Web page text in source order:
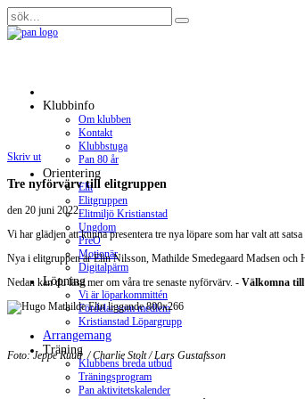
Klubbinfo
Om klubben
Kontakt
Klubbstuga
Pan 80 år
Orientering
Elit
Elitgruppen
Elitmiljö Kristianstad
Ungdom
PreO
Motionär
Digitalpärm
Löpning
Vi är löparkommittén
Fördelar som medlem
Kristianstad Löpargrupp
Arrangemang
Träning
Klubbens breda utbud
Träningsprogram
Pan aktivitetskalender
Skriv ut
Tre nyförvärv till elitgruppen
den 20 juni 2022.
Vi har glädjen att kunna presentera tre nya löpare som har valt att
Nya i elitgruppen är Elin Nilsson, Mathilde Smedegaard Madsen och
Nedan kan du läsa mer om våra tre senaste nyförvärv. - Välkomna
Foto: Jeppe Ruud / Charlie Stolt / Lars Gustafsson